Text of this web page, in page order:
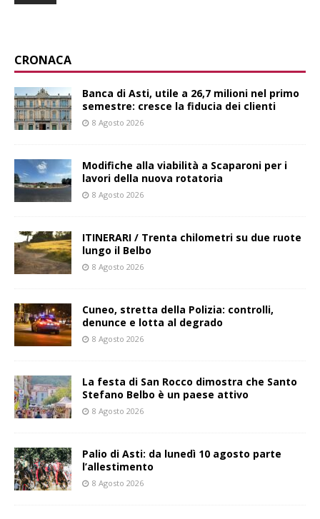
CRONACA
Banca di Asti, utile a 26,7 milioni nel primo
semestre: cresce la fiducia dei clienti
8 Agosto 2026
Modifiche alla viabilità a Scaparoni per i
lavori della nuova rotatoria
8 Agosto 2026
ITINERARI / Trenta chilometri su due ruote
lungo il Belbo
8 Agosto 2026
Cuneo, stretta della Polizia: controlli,
denunce e lotta al degrado
8 Agosto 2026
La festa di San Rocco dimostra che Santo
Stefano Belbo è un paese attivo
8 Agosto 2026
Palio di Asti: da lunedì 10 agosto parte
l’allestimento
8 Agosto 2026